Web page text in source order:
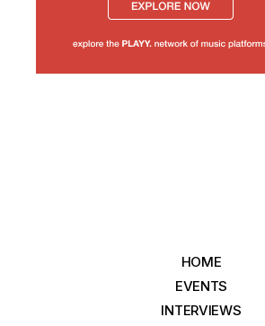
HOME
EVENTS
INTERVIEWS